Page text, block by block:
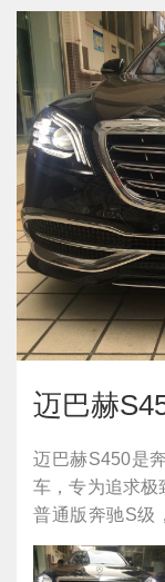
迈巴赫
迈巴赫S450是
车，专为追求极
普通版奔驰S级
展至3396mm
如标志性的“双